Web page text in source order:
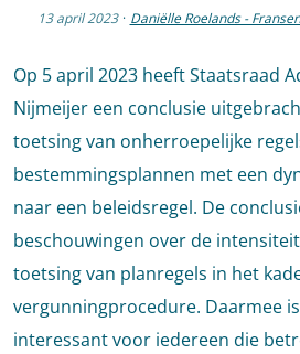
13 april 2023 · Daniëlle Roelands - Fransen
Op 5 april 2023 heeft Staatsraad
Nijmeijer een conclusie
toetsing van onherroepelijke
bestemmingsplannen met een
naar een beleidsregel. De
beschouwingen over de
toetsing van planregels in het
vergunningprocedure. Daarmee
interessant voor iedereen die